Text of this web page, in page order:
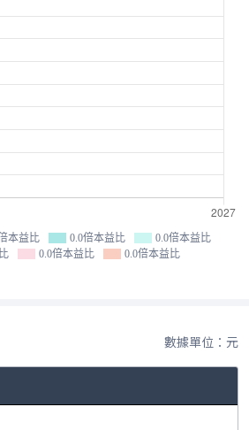
本益比 0.0倍本益比
0.0倍本益比
0.0倍本益比 0.0倍本益比
數據單位：元